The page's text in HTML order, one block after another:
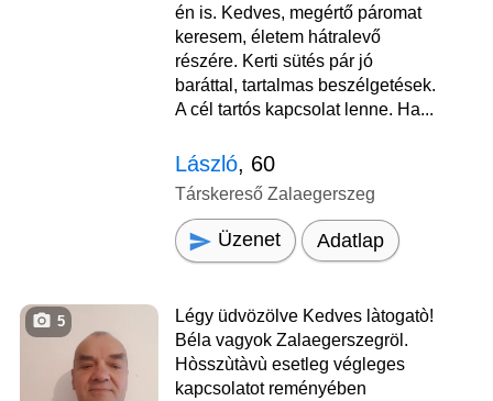
én is. Kedves, megértő páromat
keresem, életem hátralevő
részére. Kerti sütés pár jó
baráttal, tartalmas beszélgetések.
A cél tartós kapcsolat lenne. Ha...
László, 60
Társkereső Zalaegerszeg
Üzenet Adatlap
5
Légy üdvözölve Kedves làtogatò!
Béla vagyok Zalaegerszegröl.
Hòsszùtàvù esetleg végleges
kapcsolatot reményében